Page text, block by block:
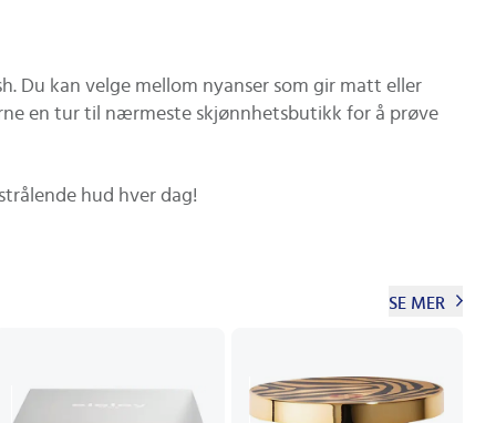
Du kan velge mellom nyanser som gir matt eller
en tur til nærmeste skjønnhetsbutikk for å prøve
hud hver dag!
SE MER